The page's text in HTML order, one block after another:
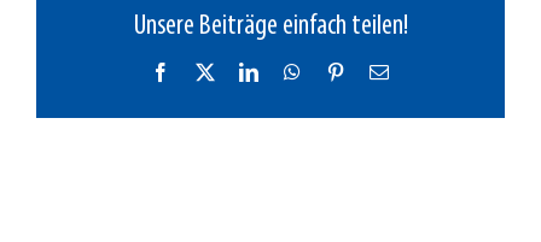
Unsere Beiträge einfach teilen!
Facebook LinkedInWhatsApp
Pinterest